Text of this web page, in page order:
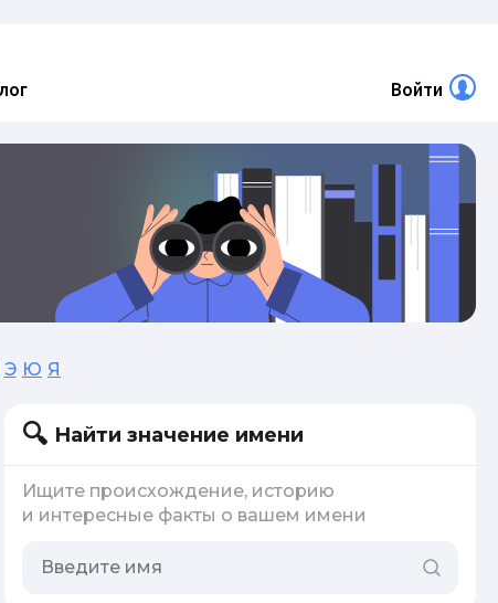
Войти
Э Ю Я
Найти значение имени
Ищите происхождение, историю
и интересные факты о вашем имени